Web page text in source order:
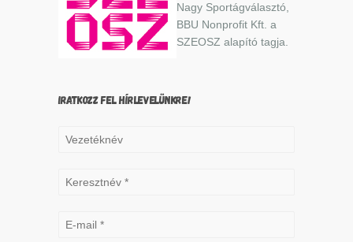
Nagy Sportágválasztó,
BBU Nonprofit Kft. a
SZEOSZ alapító tagja.
IRATKOZZ FEL HÍRLEVELÜNKRE!